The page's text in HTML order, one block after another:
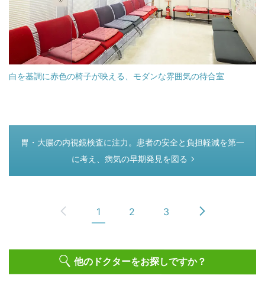
白を基調に赤色の椅子が映える、モダンな雰囲気の待合室
つぎのページ
胃・大腸の内視鏡検査に注力。患者の安全と負担軽減を第一
に考え、病気の早期発見を図る
1 2 3
他のドクターをお探しですか？